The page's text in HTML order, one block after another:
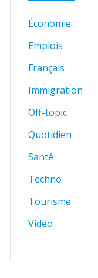
Économie
Emplois
Français
Immigration
Off-topic
Quotidien
Santé
Techno
Tourisme
Vidéo